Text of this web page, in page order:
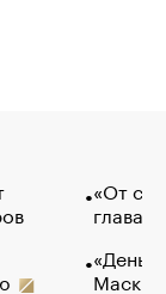
«От
глава
Маск в